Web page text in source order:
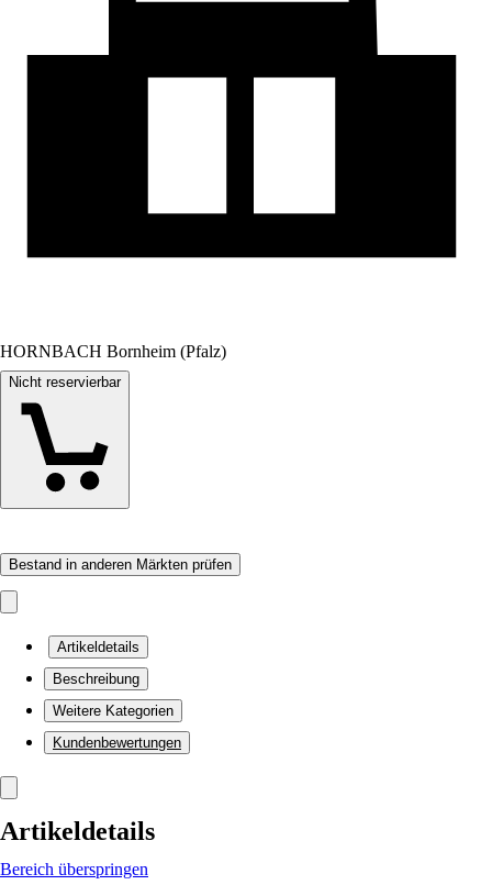
HORNBACH Bornheim (Pfalz)
Nicht reservierbar
Bestand in anderen Märkten prüfen
Artikeldetails
Beschreibung
Weitere Kategorien
Kundenbewertungen
Artikeldetails
Bereich überspringen